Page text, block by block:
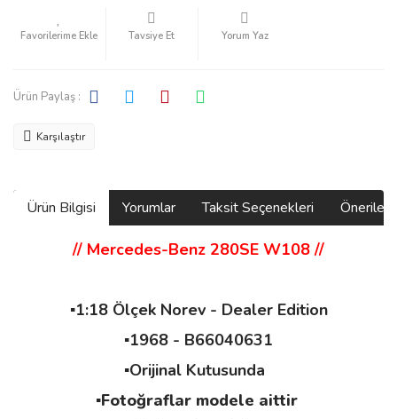
Tavsiye Et Yorum Yaz
Ürün Paylaş :
Karşılaştır
Ürün Bilgisi Yorumlar Taksit Seçenekleri
// Mercedes-Benz 280SE W108 //
▪️1:18 Ölçek Norev - Dealer Edition
▪️1968 - B66040631
▪️Orijinal Kutusunda
▪️Fotoğraflar modele aittir